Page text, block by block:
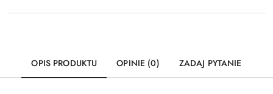
OPIS PRODUKTU OPINIE (0) ZADAJ PYTANIE